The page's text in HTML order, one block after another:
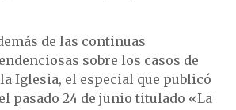
de las continuas
sobre los casos de
Iglesia, el especial que publicó
pasado 24 de junio titulado «La